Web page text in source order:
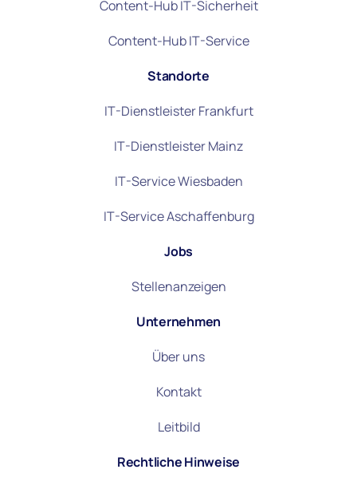
Content-Hub IT-Sicherheit
Content-Hub IT-Service
Unternehmen
Über uns
Leitbild
Kontakt
Standorte
IT-Dienstleister Frankfurt
IT-Dienstleister Mainz
IT-Service Wiesbaden
IT-Service Aschaffenburg
Jobs
Stellenanzeigen
Rechtliche Hinweise